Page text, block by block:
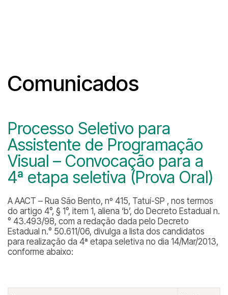
Comunicados
Processo Seletivo para
Assistente de Programação
Visual – Convocação para a
4ª etapa seletiva (Prova Oral)
A AACT – Rua São Bento, nº 415, Tatuí-SP , nos termos
do artigo 4°, § 1°, item 1, aliena ‘b’, do Decreto Estadual n.
° 43.493/98, com a redação dada pelo Decreto
Estadual n.° 50.611/06, divulga a lista dos candidatos
para realização da 4ª etapa seletiva no dia 14/Mar/2013,
conforme abaixo: